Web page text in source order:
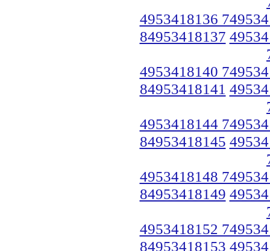
4953418136
84953418137
4953418140
84953418141
4953418144
84953418145
4953418148
84953418149
4953418152
84953418153